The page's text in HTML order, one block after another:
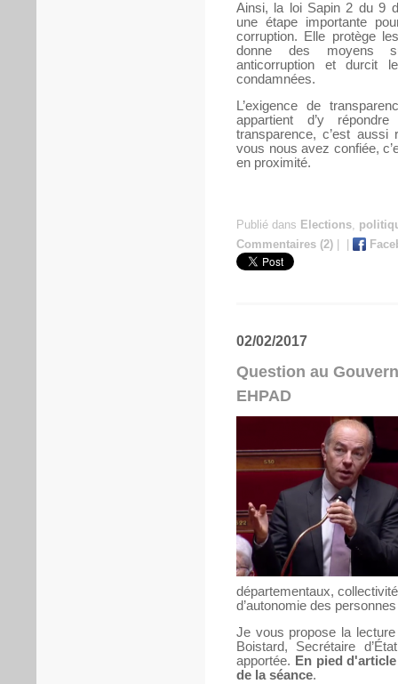
Ainsi, la loi Sapin 2 du 9
une étape importante
corruption. Elle protège
donne des moyens
anticorruption et durcit
condamnées.
L’exigence de
appartient d’y
transparence, c’est
vous nous avez confiée,
en proximité.
Publié dans Elections,
Commentaires (2)
02/02/2017
Question au
EHPAD
départementaux,
d’autonomie des
Je vous propose la
Boistard, Secrétaire
apportée. En pied
de la séance.